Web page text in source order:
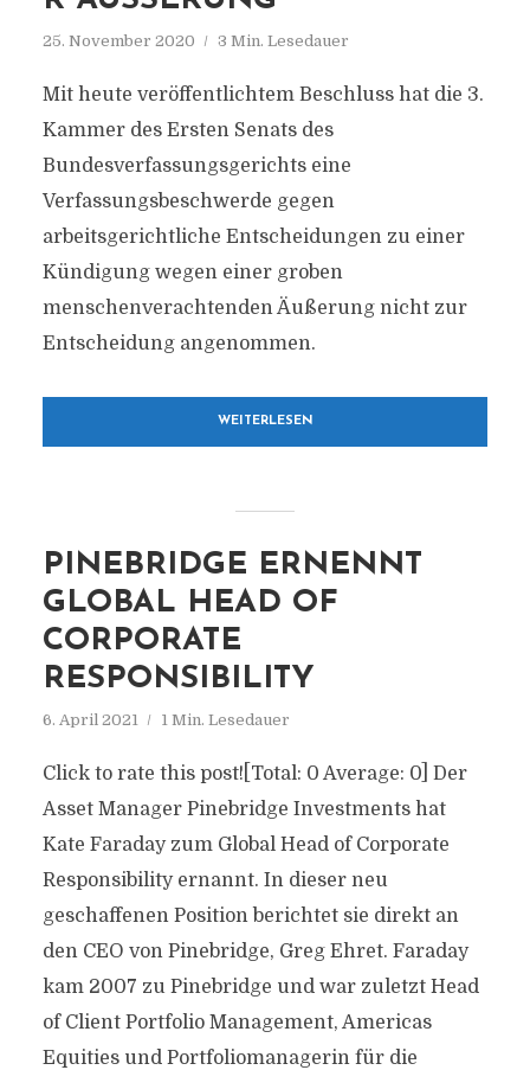
25. November 2020 3 Min. Lesedauer
Mit heute veröffentlichtem Beschluss hat die 3.
Kammer des Ersten Senats des
Bundesverfassungsgerichts eine
Verfassungsbeschwerde gegen
arbeitsgerichtliche Entscheidungen zu einer
Kündigung wegen einer groben
menschenverachtenden Äußerung nicht zur
Entscheidung angenommen.
WEITERLESEN
PINEBRIDGE ERNENNT
GLOBAL HEAD OF
CORPORATE
RESPONSIBILITY
6. April 2021 1 Min. Lesedauer
Click to rate this post![Total: 0 Average: 0] Der
Asset Manager Pinebridge Investments hat
Kate Faraday zum Global Head of Corporate
Responsibility ernannt. In dieser neu
geschaffenen Position berichtet sie direkt an
den CEO von Pinebridge, Greg Ehret. Faraday
kam 2007 zu Pinebridge und war zuletzt Head
of Client Portfolio Management, Americas
Equities und Portfoliomanagerin für die